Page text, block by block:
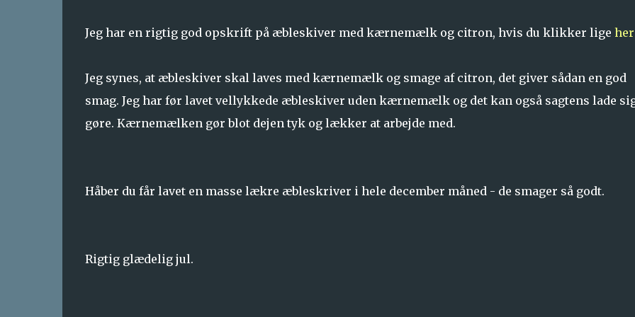
Jeg har en rigtig god opskrift på æbleskiver med kærnemælk og citron, hvis du klikker lige her
Jeg synes, at æbleskiver skal laves med kærnemælk og smage af citron, det giver sådan en god
smag. Jeg har før lavet vellykkede æbleskiver uden kærnemælk og det kan også sagtens lade
gøre. Kærnemælken gør blot dejen tyk og lækker at arbejde med.
Håber du får lavet en masse lækre æbleskriver i hele december måned - de smager så godt.
Rigtig glædelig jul.